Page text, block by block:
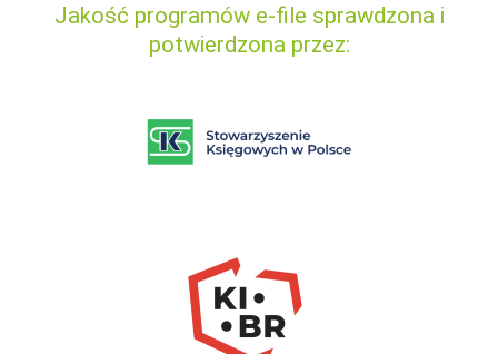
Jakość programów e-file sprawdzona i
potwierdzona przez: